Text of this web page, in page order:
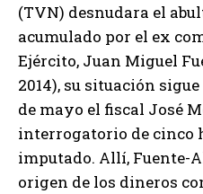
(TVN) desnudara el
acumulado por el ex
Ejército, Juan Miguel
2014), su situación
de mayo el fiscal José
interrogatorio de cinco
imputado. Allí, Fuente-
origen de los dineros